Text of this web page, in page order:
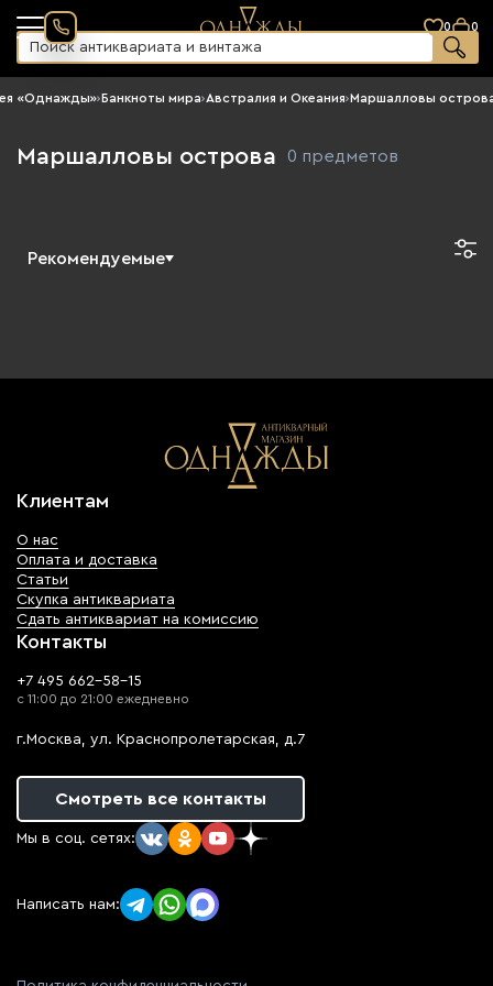
0 0
«Однажды»›Банкноты мира›Австралия и Океания›Маршалловы
Маршалловы острова 0 предметов
Рекомендуемые
Клиентам
О нас
Оплата и доставка
Статьи
Скупка антиквариата
Сдать антиквариат на комиссию
Контакты
+7 495 662-58-15
с 11:00 до 21:00 ежедневно
г.Москва, ул. Краснопролетарская, д.7
Смотреть все контакты
Мы в соц. сетях:
Написать нам: